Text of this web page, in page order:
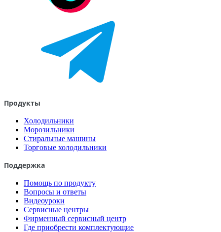
Продукты
Холодильники
Морозильники
Стиральные машины
Торговые холодильники
Поддержка
Помощь по продукту
Вопросы и ответы
Видеоуроки
Сервисные центры
Фирменный сервисный центр
Где приобрести комплектующие